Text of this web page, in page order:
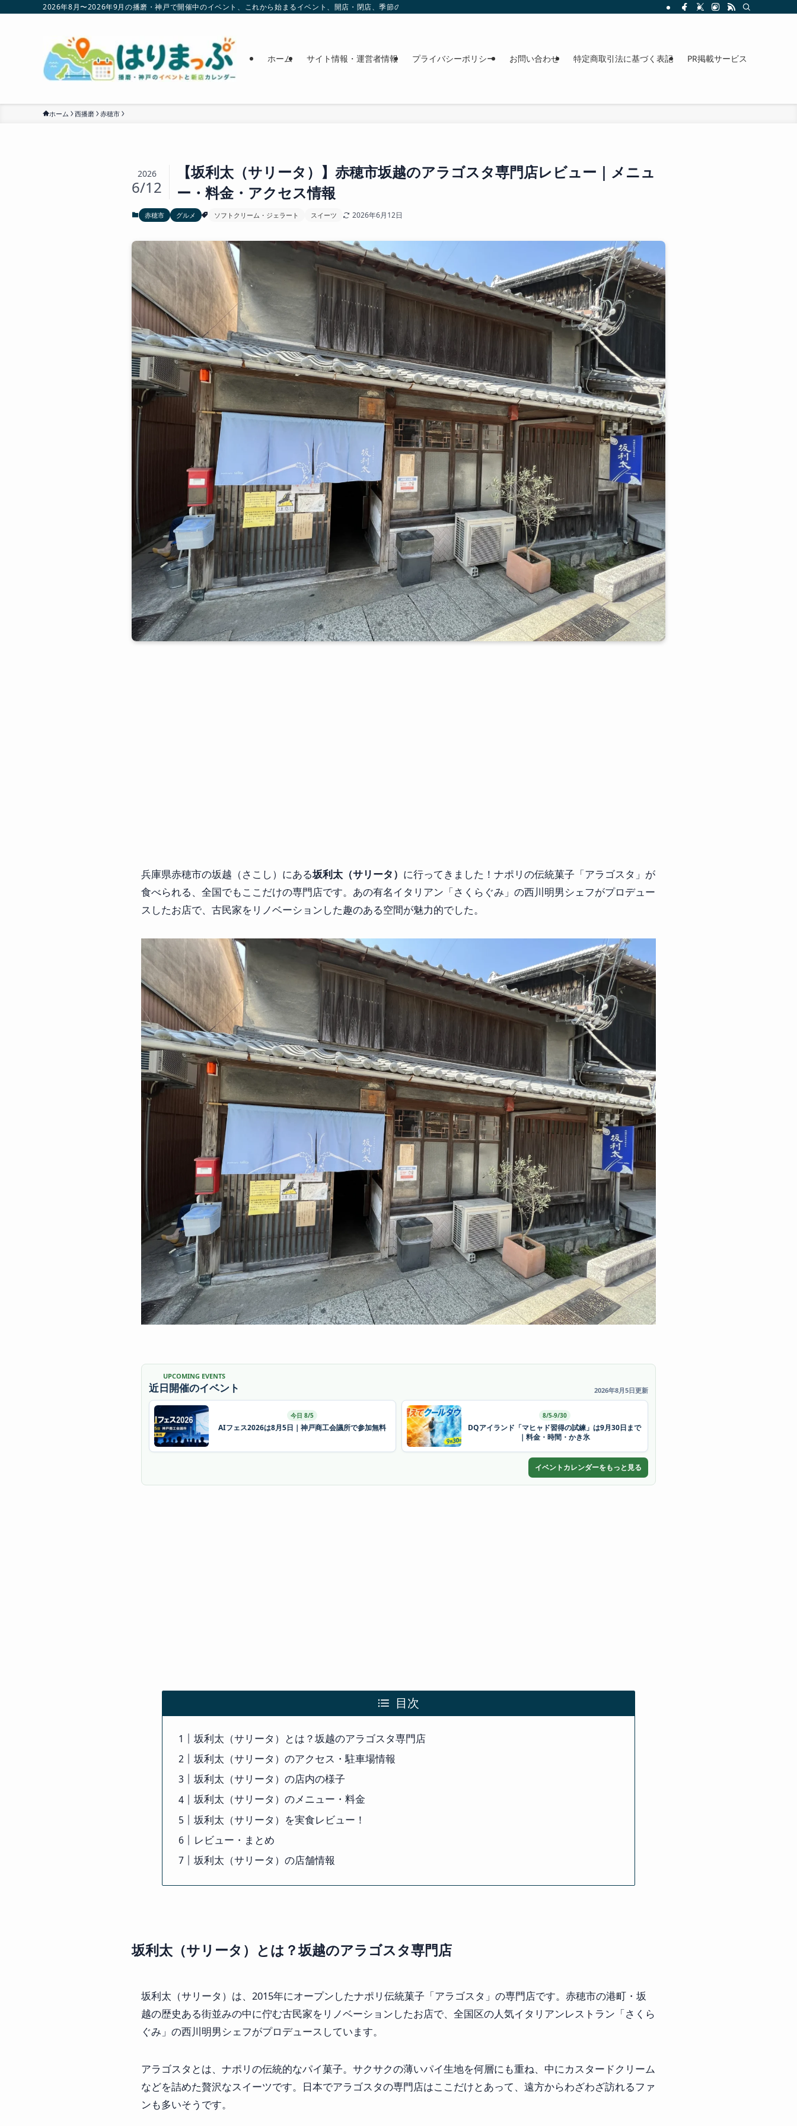
2026年8月〜2026年9月の播磨・神戸で開催中のイベント、これから始まるイベント、開店・閉店、季節の花、週末のおでかけ情報を日程順に整理。料金、駐車場、アクセスも確認できます。
ホーム サイト情報・運営者情報 プライバシーポリシー お問い合わせ 特定商取引法に基づく表記 PR掲載サービス
ホーム 西播磨 赤穂市
【坂利太（サリータ）】赤穂市坂越のアラゴスタ専門店レビュー｜メニュ
ー・料金・アクセス情報
2026
6/12
赤穂市 グルメ ソフトクリーム・ジェラート スイーツ 2026年6月12日
兵庫県赤穂市の坂越（さこし）にある坂利太（サリータ） に行ってきました！ナポリの伝統菓子「アラゴスタ」が
食べられる、全国でもここだけの専門店です。あの有名イタリアン「さくらぐみ」の西川明男シェフがプロデュー
スしたお店で、古民家をリノベーションした趣のある空間が魅力的でした。
UPCOMING EVENTS
近日開催のイベント 2026年8月5日更新
今日 8/5
AIフェス2026は8月5日｜神戸商工会議所で参加無料
8/5-9/30
DQアイランド「マヒャド習得の試練」は9月30日まで
｜料金・時間・かき氷
イベントカレンダーをもっと見る
目次
坂利太（サリータ）とは？坂越のアラゴスタ専門店
坂利太（サリータ）のアクセス・駐車場情報
坂利太（サリータ）の店内の様子
坂利太（サリータ）のメニュー・料金
坂利太（サリータ）を実食レビュー！
レビュー・まとめ
坂利太（サリータ）の店舗情報
坂利太（サリータ）とは？坂越のアラゴスタ専門店
坂利太（サリータ）は、2015年にオープンしたナポリ伝統菓子「アラゴスタ」の専門店です。赤穂市の港町・坂
越の歴史ある街並みの中に佇む古民家をリノベーションしたお店で、全国区の人気イタリアンレストラン「さくら
ぐみ」の西川明男シェフがプロデュースしています。
アラゴスタとは、ナポリの伝統的なパイ菓子。サクサクの薄いパイ生地を何層にも重ね、中にカスタードクリーム
などを詰めた贅沢なスイーツです。日本でアラゴスタの専門店はここだけとあって、遠方からわざわざ訪れるファ
ンも多いそうです。